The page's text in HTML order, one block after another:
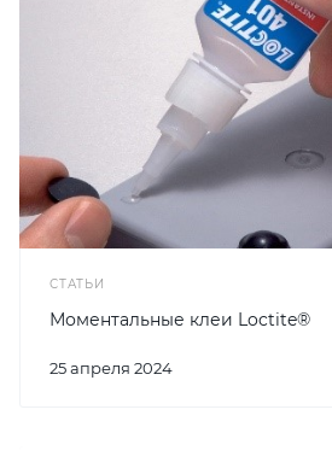
СТАТЬИ
25 апреля 2024
Моментальные клеи Loctite®